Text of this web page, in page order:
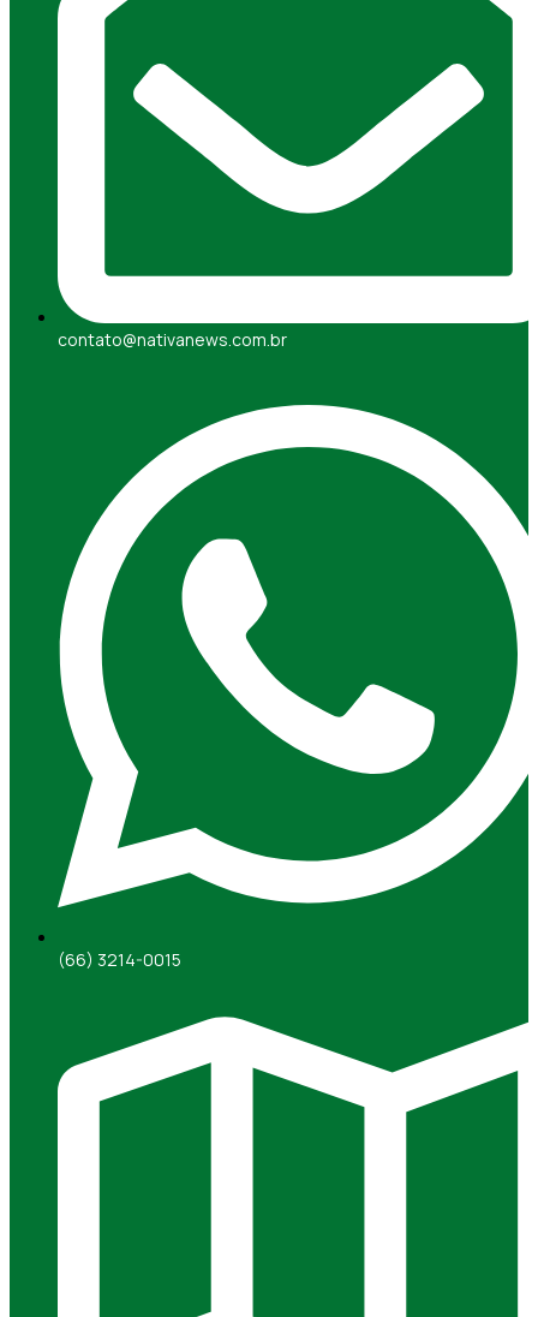
contato@nativanews.com.br
(66) 3214-0015